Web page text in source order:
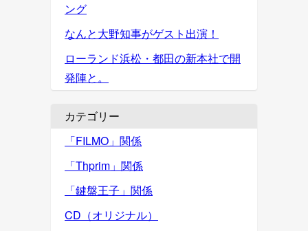
ング
なんと大野知事がゲスト出演！
ローランド浜松・都田の新本社で開
発陣と。
カテゴリー
「FILMO」関係
「Thprim」関係
「鍵盤王子」関係
CD（オリジナル）